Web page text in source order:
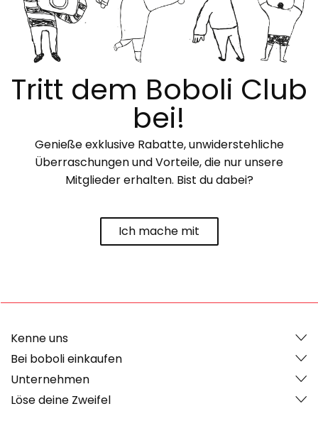
Tritt dem Boboli Club
bei!
Genieße exklusive Rabatte, unwiderstehliche
Überraschungen und Vorteile, die nur unsere
Mitglieder erhalten. Bist du dabei?
Ich mache mit
Kenne uns
Bei boboli einkaufen
Unternehmen
Löse deine Zweifel